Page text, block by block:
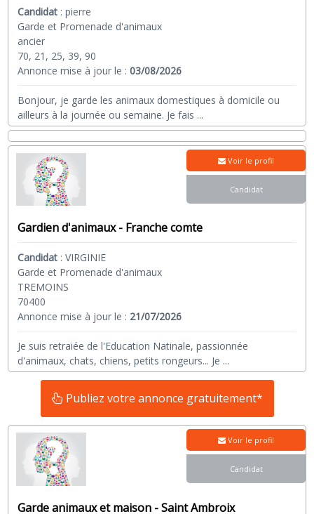
Candidat :pierre
Garde et Promenade d'animaux
ancier
70, 21, 25, 39, 90
Annonce mise à jour le :03/08/2026
Bonjour, je garde les animaux domestiques à domicile ou
ailleurs à la journée ou semaine. Je fais ...
Gardien d'animaux - Franche comte
Candidat :VIRGINIE
Garde et Promenade d'animaux
TREMOINS
70400
Annonce mise à jour le : 21/07/2026
Je suis retraiée de l'Education Natinale, passionnée
d'animaux, chats, chiens, petits rongeurs... Je ...
Voir le profil
Candidat
Publiez votre annonce gratuitement*
Garde animaux et maison - Saint Ambroix
Voir le profil
Candidat